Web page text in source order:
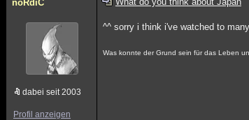
noRdiC
dabei seit 2003
Profil anzeigen
^^ sorry i think i've watched to
Was konnte der Grund sein für das Leben